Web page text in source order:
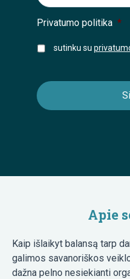
Privatumo politika *
sutinku su
Apie
Kaip išlaikyt balansą tarp
galimos savanoriškos
dažna pelno nesiekianti